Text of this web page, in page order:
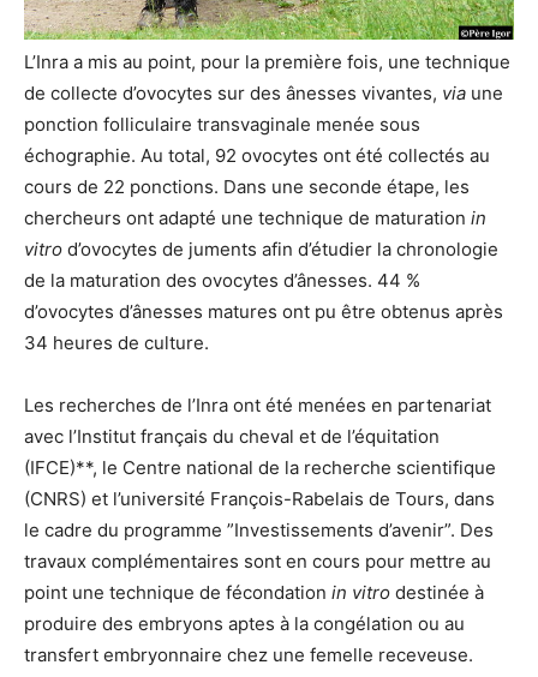
L’Inra a mis au point, pour la première fois, une technique
de collecte d’ovocytes sur des ânesses vivantes, via une
ponction folliculaire transvaginale menée sous
échographie. Au total, 92 ovocytes ont été collectés au
cours de 22 ponctions. Dans une seconde étape, les
chercheurs ont adapté une technique de maturation in
vitro d’ovocytes de juments afin d’étudier la chronologie
de la maturation des ovocytes d’ânesses. 44 %
d’ovocytes d’ânesses matures ont pu être obtenus après
34 heures de culture.
Les recherches de l’Inra ont été menées en partenariat
avec l’Institut français du cheval et de l’équitation
(IFCE)**, le Centre national de la recherche scientifique
(CNRS) et l’université François-Rabelais de Tours, dans
le cadre du programme ”Investissements d’avenir”. Des
travaux complémentaires sont en cours pour mettre au
point une technique de fécondation in vitro destinée à
produire des embryons aptes à la congélation ou au
transfert embryonnaire chez une femelle receveuse.